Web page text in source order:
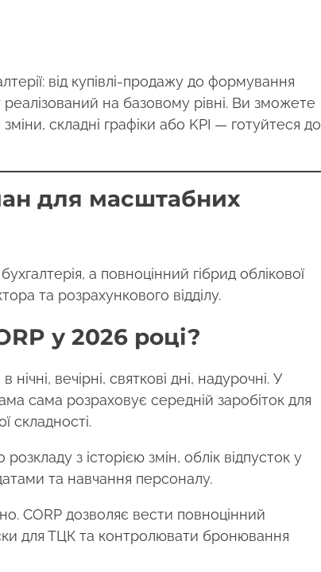
від купівлі-продажу до формування
на базовому рівні. Ви зможете
складні графіки або KPI — готуйтеся до
для масштабних
а повноцінний гібрид облікової
та розрахункового відділу.
у 2026 році?
нічні, вечірні, святкові дні, надурочні. У
сама розраховує середній заробіток для
складності.
з історією змін, облік відпусток у
та навчання персоналу.
CORP дозволяє вести повноцінний
для ТЦК та контролювати бронювання